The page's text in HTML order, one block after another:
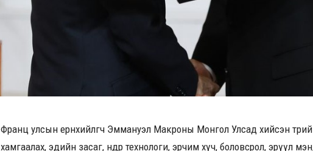
Франц улсын ерөнхийлөгч Эммануэл Макроны Монгол Улсад хийсэн
хамгаалах, эдийн засаг, өндөр технологи, эрчим хүч, боловсрол, эрүүл